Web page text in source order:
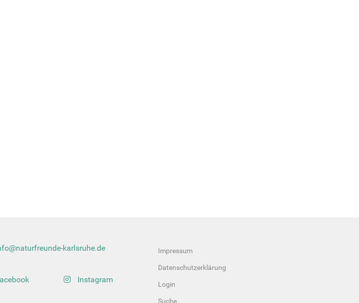
karlsruhe.de
Instagram
Impressum
Datenschutzerklärung
Login
Suche